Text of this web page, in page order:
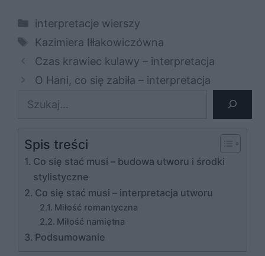
Kategorie
interpretacje wierszy
Tagi
Kazimiera Iłłakowiczówna
Czas krawiec kulawy – interpretacja
O Hani, co się zabiła – interpretacja
Szukaj
Spis treści
Co się stać musi – budowa utworu i środki
stylistyczne
Co się stać musi – interpretacja utworu
Miłość romantyczna
Miłość namiętna
Podsumowanie